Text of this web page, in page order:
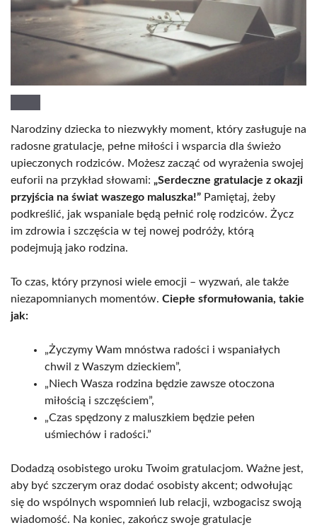
Narodziny dziecka to niezwykły moment, który zasługuje na
radosne gratulacje, pełne miłości i wsparcia dla świeżo
upieczonych rodziców. Możesz zacząć od wyrażenia swojej
euforii na przykład słowami: „Serdeczne gratulacje z okazji
przyjścia na świat waszego maluszka!” Pamiętaj, żeby
podkreślić, jak wspaniale będą pełnić rolę rodziców. Życz
im zdrowia i szczęścia w tej nowej podróży, którą
podejmują jako rodzina.
To czas, który przynosi wiele emocji – wyzwań, ale także
niezapomnianych momentów. Ciepłe sformułowania, takie
jak:
„Życzymy Wam mnóstwa radości i wspaniałych
chwil z Waszym dzieckiem”,
„Niech Wasza rodzina będzie zawsze otoczona
miłością i szczęściem”,
„Czas spędzony z maluszkiem będzie pełen
uśmiechów i radości.”
Dodadzą osobistego uroku Twoim gratulacjom. Ważne jest,
aby być szczerym oraz dodać osobisty akcent; odwołując
się do wspólnych wspomnień lub relacji, wzbogacisz swoją
wiadomość. Na koniec, zakończ swoje gratulacje